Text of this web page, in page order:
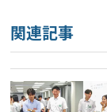
関連記事